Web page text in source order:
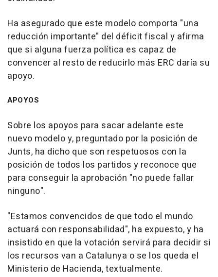
Ha asegurado que este modelo comporta "una
reducción importante" del déficit fiscal y afirma
que si alguna fuerza política es capaz de
convencer al resto de reducirlo más ERC daría su
apoyo.
APOYOS
Sobre los apoyos para sacar adelante este
nuevo modelo y, preguntado por la posición de
Junts, ha dicho que son respetuosos con la
posición de todos los partidos y reconoce que
para conseguir la aprobación "no puede fallar
ninguno".
"Estamos convencidos de que todo el mundo
actuará con responsabilidad", ha expuesto, y ha
insistido en que la votación servirá para decidir si
los recursos van a Catalunya o se los queda el
Ministerio de Hacienda, textualmente.